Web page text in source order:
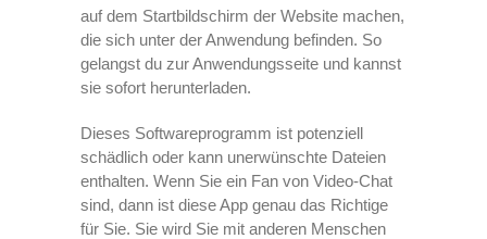
auf dem Startbildschirm der Website machen,
die sich unter der Anwendung befinden. So
gelangst du zur Anwendungsseite und kannst
sie sofort herunterladen.
Dieses Softwareprogramm ist potenziell
schädlich oder kann unerwünschte Dateien
enthalten. Wenn Sie ein Fan von Video-Chat
sind, dann ist diese App genau das Richtige
für Sie. Sie wird Sie mit anderen Menschen